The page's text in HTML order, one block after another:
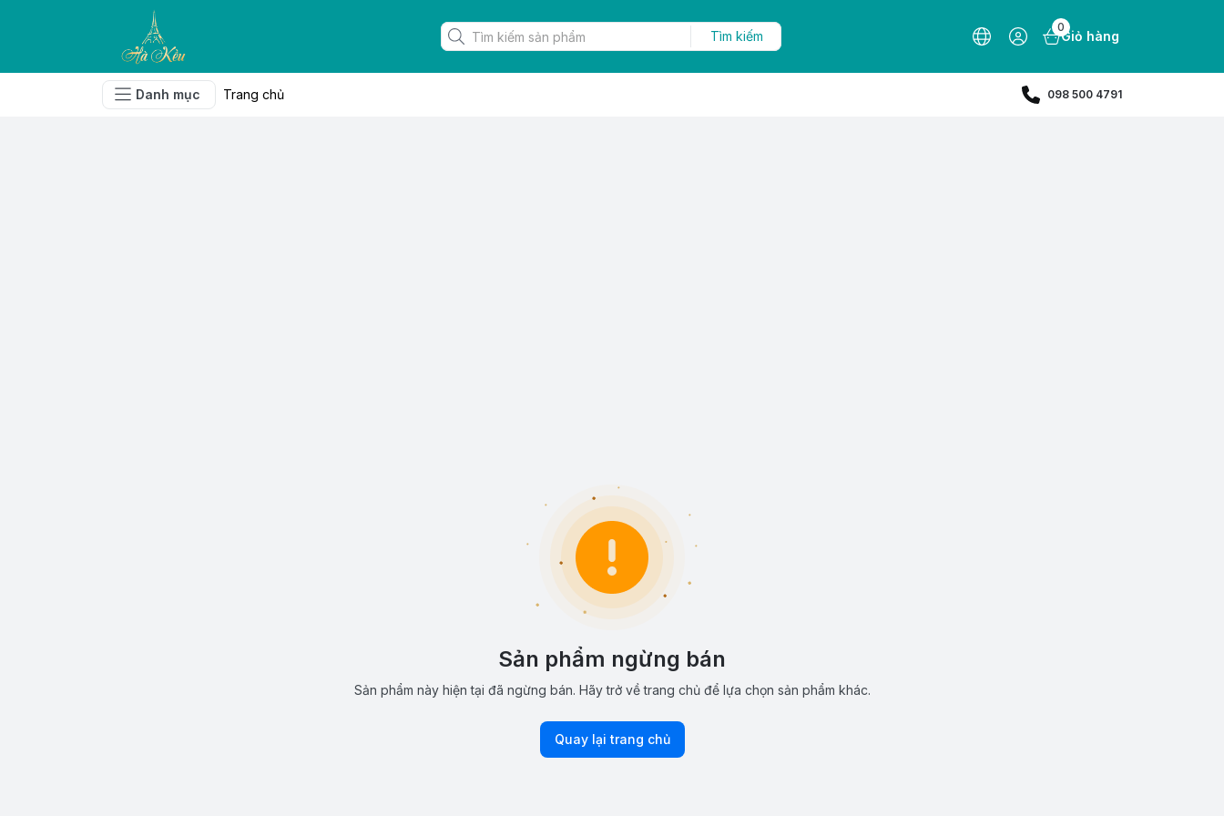
Tìm kiếm
0
Giỏ hàng
Danh mục Trang chủ 098 500 4791
Sản phẩm ngừng bán
Sản phẩm này hiện tại đã ngừng bán. Hãy trở về trang chủ để lựa chọn sản phẩm khác.
Quay lại trang chủ